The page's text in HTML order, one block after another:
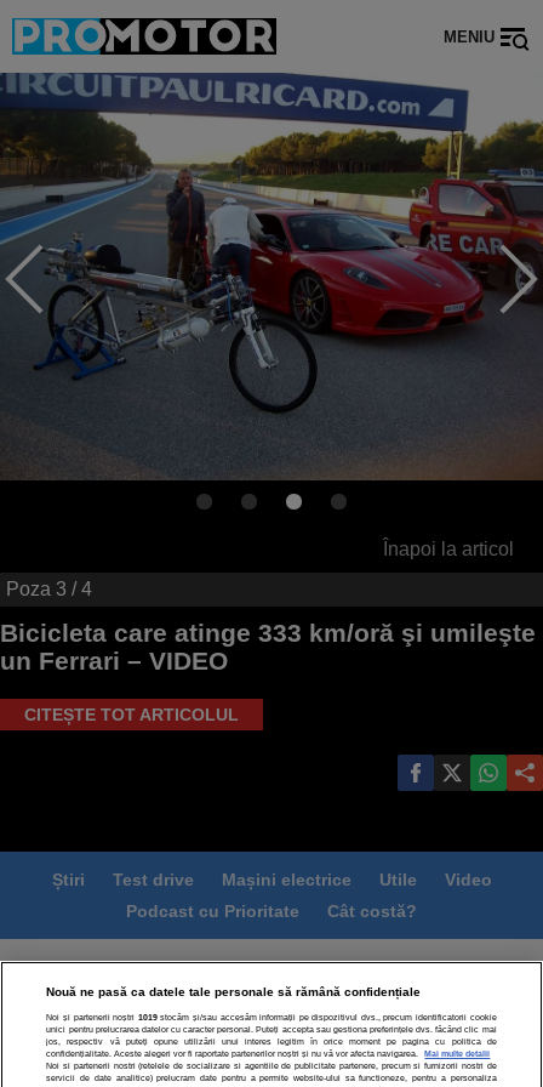
MENIU
Înapoi la articol
Poza 3 / 4
Bicicleta care atinge 333 km/oră şi umileşte
un Ferrari – VIDEO
CITEȘTE TOT ARTICOLUL
Știri Test drive Mașini electrice Utile
Video
Podcast cu Prioritate
Cât costă?
Termeni si conditii
Politica de confidentialitate
Politica de cookies
Echipa editorială
Contact
Modifică Setările
Nouă ne pasă ca datele tale personale să rămână confidențiale
Noi și partenerii noștri 1019stocăm și/sau accesăm informații pe dispozitivul dvs., precum identificatorii cookie
unici pentru prelucrarea datelor cu caracter personal. Puteți accepta sau gestiona preferințele dvs. făcând clic mai
jos, respectiv vă puteți opune utilizării unui interes legitim în orice moment pe pagina cu politica de
confidențialitate. Aceste alegeri vor fi raportate partenerilor noștri și nu vă vor afecta navigarea.
Mai multe detalii
Noi si partenerii nostri (retelele de socializare si agentiile de publicitate partenere, precum si furnizorii nostri de
servicii de date analitice) prelucram date pentru a permite website-ului sa functioneze, pentru a personaliza